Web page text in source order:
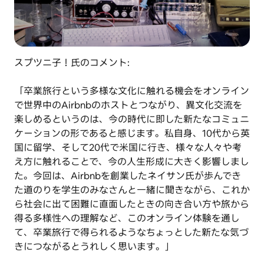
スプツニ子！氏のコメント:
「卒業旅行という多様な文化に触れる機会をオンライン
で世界中のAirbnbのホストとつながり、異文化交流を
楽しめるというのは、今の時代に即した新たなコミュニ
ケーションの形であると感じます。私自身、10代から英
国に留学、そして20代で米国に行き、様々な人々や考
え方に触れることで、今の人生形成に大きく影響しまし
た。今回は、Airbnbを創業したネイサン氏が歩んでき
た道のりを学生のみなさんと一緒に聞きながら、これか
ら社会に出て困難に直面したときの向き合い方や旅から
得る多様性への理解など、このオンライン体験を通し
て、卒業旅行で得られるようなちょっとした新たな気づ
きにつながるとうれしく思います。」